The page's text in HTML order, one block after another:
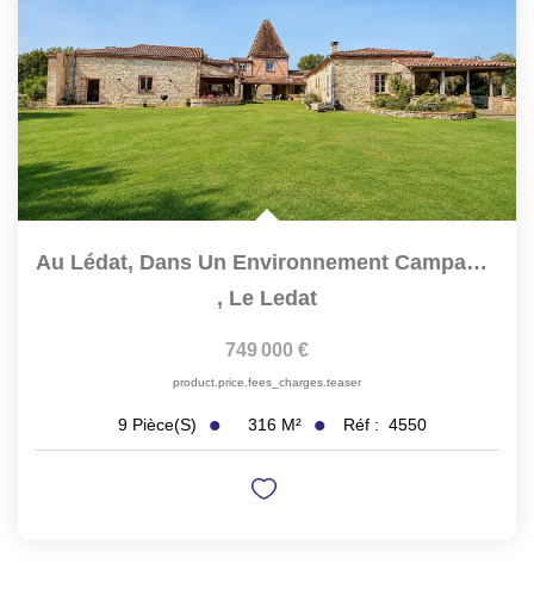
EN
Au Lédat, Dans Un Environnement Campagne À Seulement...
, Le Ledat
749 000 €
product.price.fees_charges.teaser
9 Pièce(s) 316 M² Réf : 4550